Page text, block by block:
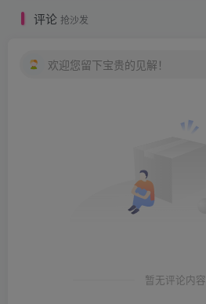
评论 抢沙发
欢迎您留下宝贵的见解！
暂无评论内容